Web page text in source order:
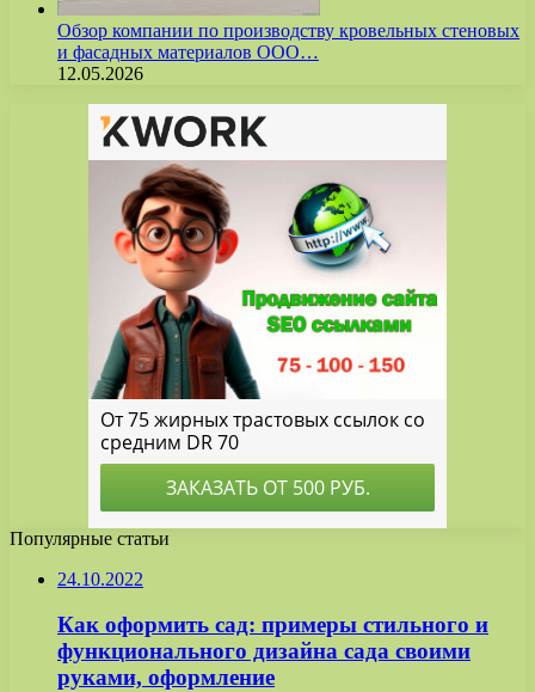
Обзор компании по производству кровельных стеновых
и фасадных материалов ООО…
12.05.2026
Популярные статьи
24.10.2022
Как оформить сад: примеры стильного и
функционального дизайна сада своими
руками, оформление